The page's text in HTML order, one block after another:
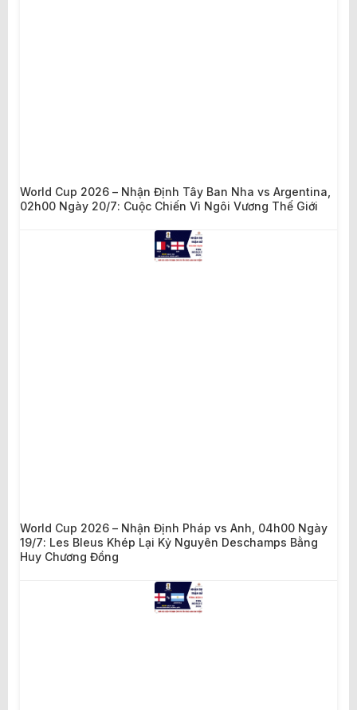
World Cup 2026 – Nhận Định Tây Ban Nha vs Argentina,
02h00 Ngày 20/7: Cuộc Chiến Vì Ngôi Vương Thế Giới
World Cup 2026 – Nhận Định Pháp vs Anh, 04h00 Ngày
19/7: Les Bleus Khép Lại Kỷ Nguyên Deschamps Bằng
Huy Chương Đồng